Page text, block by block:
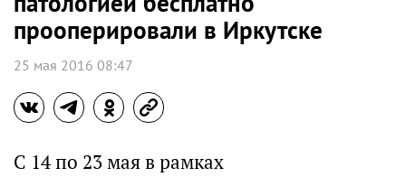
прооперировали в Иркутске
25 мая 2016 08:47
С 14 по 23 мая в рамках